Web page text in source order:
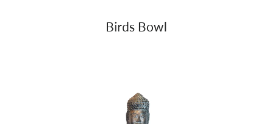
Birds Bowl